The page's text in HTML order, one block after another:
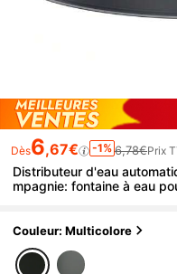
Dès6,67€ -1% 6,78€Prix
Distributeur d'eau
mpagnie: fontaine à eau
lle moyenne et petite
Couleur: Multicolore